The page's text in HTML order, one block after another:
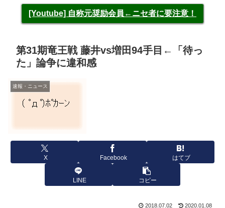
[Youtube] 自称元奨励会員←ニセ者に要注意！
第31期竜王戦 藤井vs増田94手目←「待っ
た」論争に違和感
速報・ニュース
X Facebook はてブ
LINE コピー
2018.07.02 2020.01.08